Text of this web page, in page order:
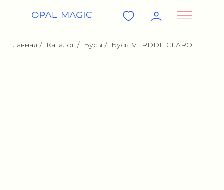
Главная / Каталог / Бусы / Бусы VERDDE CLARO